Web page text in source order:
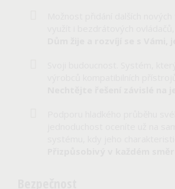
Možnost přidání dalších
využít i bezdrátových
Dům žije a rozvíjí se s
Svoji budoucnost. Systém,
výrobců kompatibilních
Nechtějte řešení závislé na
Podporu hladkého průběhu
jednoduchost oceníte už na
systému, kdy jeho